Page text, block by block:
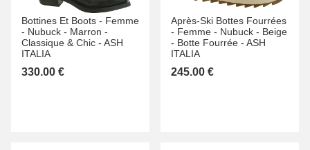
Bottines Et Boots - Femme
- Nubuck - Marron -
Classique & Chic - ASH
ITALIA
330.00 €
Après-Ski Bottes Fourrées
- Femme - Nubuck - Beige
- Botte Fourrée - ASH
ITALIA
245.00 €